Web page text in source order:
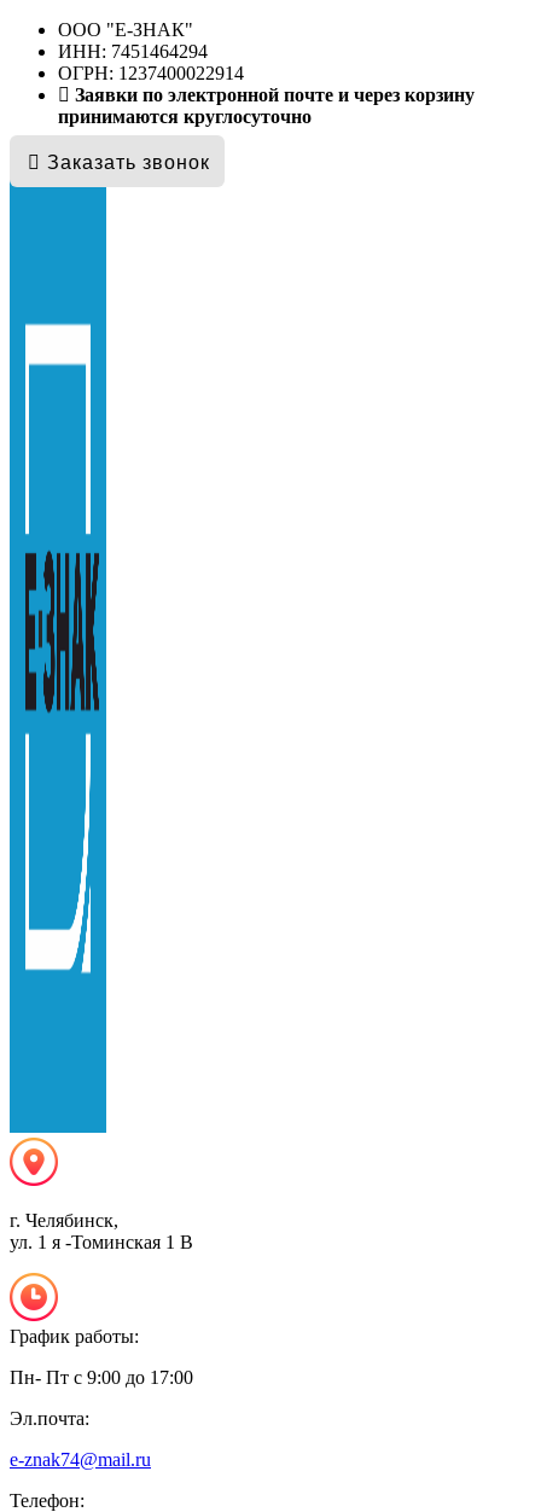
ООО "E-ЗНАК"
ИНН: 7451464294
ОГРН: 1237400022914
Заявки по электронной почте и через корзину
принимаются круглосуточно
Заказать звонок
г. Челябинск,
ул. 1 я -Томинская 1 В
График работы:
Пн- Пт с 9:00 до 17:00
Эл.почта:
e-znak74@mail.ru
Телефон: